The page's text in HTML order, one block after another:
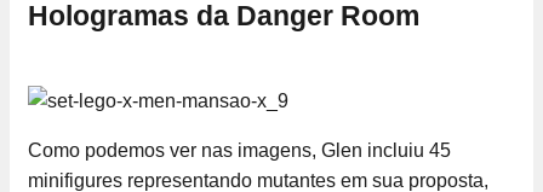
Hologramas da Danger Room
Como podemos ver nas imagens, Glen incluiu 45
minifigures representando mutantes em sua proposta,